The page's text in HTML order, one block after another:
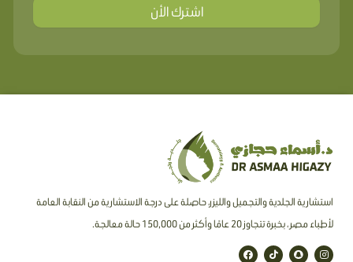
اشترك الأن
استشارية الجلدية والتجميل والليزر، حاصلة على درجة الاستشارية من النقابة العامة
لأطباء مصر ، بخبرة تتجاوز 20 عامًا وأكثر من 150,000 حالة معالجة.
I
n
S
n
T
i
F
a